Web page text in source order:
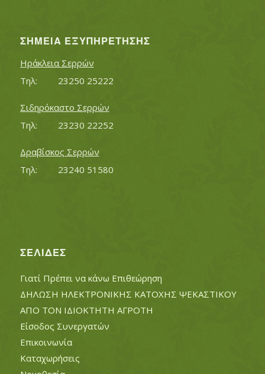
ΣΗΜΕΊΑ ΕΞΥΠΗΡΈΤΗΣΗΣ
Ηράκλεια Σερρών
Τηλ:		23250 25222
Σιδηρόκαστο Σερρών
Τηλ:		23230 22252
Δραβίσκος Σερρών
Τηλ:		23240 51580
ΣΕΛΊΔΕΣ
Γιατί Πρέπει να κάνω Επιθεώρηση
ΔΗΛΩΣΗ ΗΛΕΚΤΡΟΝΙΚΗΣ ΚΑΤΟΧΗΣ ΨΕΚΑΣΤΙΚΟΥ
ΑΠΟ ΤΟΝ ΙΔΙΟΚΤΗΤΗ ΑΓΡΟΤΗ
Είσοδος Συνεργατών
Επικοινωνία
Καταχωρήσεις